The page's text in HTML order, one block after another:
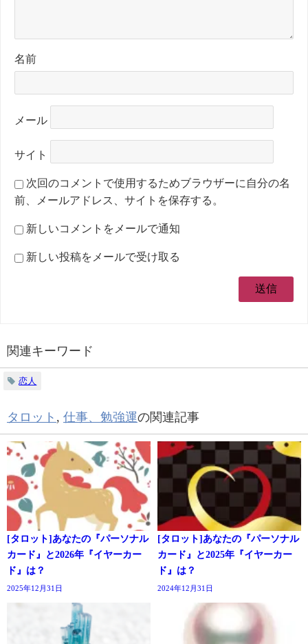
名前
メール
サイト
次回のコメントで使用するためブラウザーに自分の名
前、メールアドレス、サイトを保存する。
新しいコメントをメールで通知
新しい投稿をメールで受け取る
関連キーワード
恋人
タロット , 仕事、勉強運の関連記事
[タロット]あなたの『パーソナル
カード』と2026年『イヤーカー
ド』は？
2025年12月31日
[タロット]あなたの『パーソナル
カード』と2025年『イヤーカー
ド』は？
2024年12月31日